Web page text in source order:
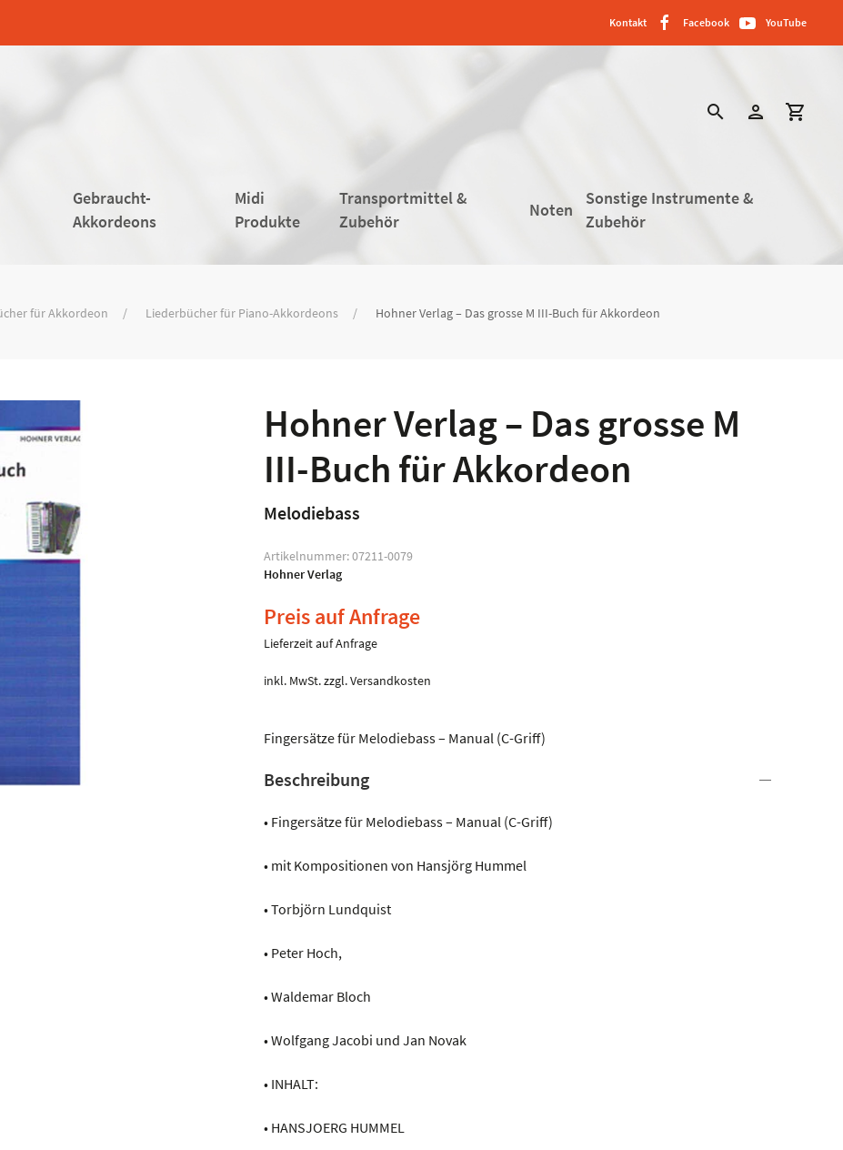
Kontakt Facebook YouTube
search person shopping_cart
Gebraucht-
Akkordeons
Midi
Produkte
Transportmittel &
Zubehör
Noten
Sonstige Instrumente &
Zubehör
für Akkordeon Liederbücher für Piano-Akkordeons Hohner Verlag – Das grosse M III-Buch für Akkordeon
Hohner Verlag – Das grosse M
III-Buch für Akkordeon
Melodiebass
Artikelnummer:07211-0079
Hohner Verlag
Preis auf Anfrage
Lieferzeit auf Anfrage
inkl. MwSt.zzgl.Versandkosten
Fingersätze für Melodiebass – Manual (C-Griff)
Beschreibung
• Fingersätze für Melodiebass – Manual (C-Griff)
• mit Kompositionen von Hansjörg Hummel
• Torbjörn Lundquist
• Peter Hoch,
• Waldemar Bloch
• Wolfgang Jacobi und Jan Novak
• INHALT:
• HANSJOERG HUMMEL